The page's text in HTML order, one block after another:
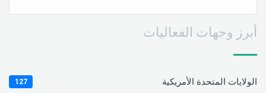
أبرز وجهات الفعاليات
الولايات المتحدة الأمريكية 127